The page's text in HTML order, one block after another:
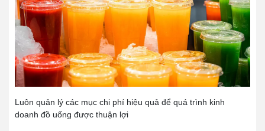
Luôn quản lý các mục chi phí hiệu quả để quá trình kinh
doanh đồ uống được thuận lợi